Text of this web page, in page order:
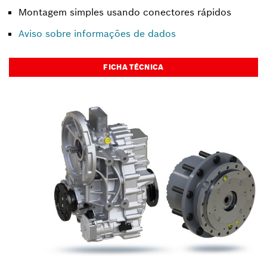
Montagem simples usando conectores rápidos
Aviso sobre informações de dados
FICHA TÉCNICA